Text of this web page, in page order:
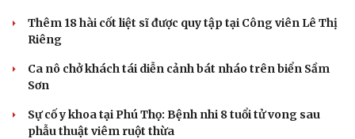
Thêm 18 hài cốt liệt sĩ được quy tập tại Công viên Lê Thị
Riêng
Ca nô chở khách tái diễn cảnh bát nháo trên biển Sầm
Sơn
Sự cố y khoa tại Phú Thọ: Bệnh nhi 8 tuổi tử vong sau
phẫu thuật viêm ruột thừa